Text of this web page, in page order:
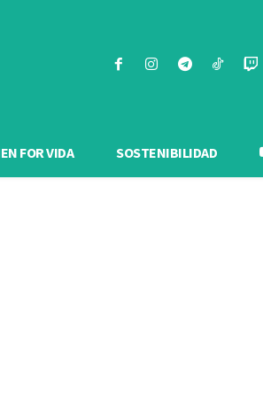
FOR VIDA SOSTENIBILIDAD